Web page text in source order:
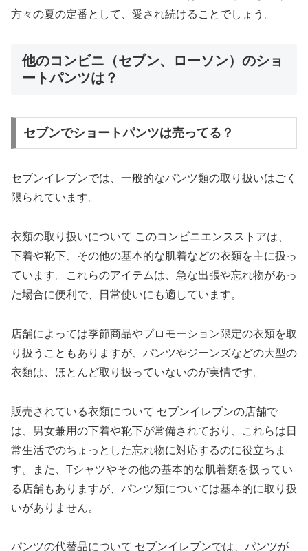
方々の夏の定番として、愛され続けることでしょう。
他のコンビニ（セブン、ローソン）のショ
ートパンツは？
セブンでショートパンツは売ってる？
セブンイレブンでは、一般的なパンツ類の取り扱いはごく
限られています。
衣類の取り扱いについて このコンビニエンスストアは、
下着や靴下、その他の基本的な肌着などの衣類を主に扱っ
ています。これらのアイテムは、急な出張や忘れ物があっ
た場合に便利で、日常使いにも適しています。
店舗によっては季節商品やプロモーション限定の衣類を取
り扱うこともありますが、パンツやジーンズなどの大型の
衣類は、ほとんど取り扱っていないのが実情です。
販売されている衣類について セブンイレブンの店舗で
は、男女兼用の下着や靴下が常備されており、これらは日
常生活でのちょっとした忘れ物に対応するのに役立ちま
す。また、Tシャツやその他の基本的な肌着類を扱ってい
る店舗もありますが、パンツ類については基本的に取り扱
いがありません。
パンツの代替品について セブンイレブンでは、パンツが